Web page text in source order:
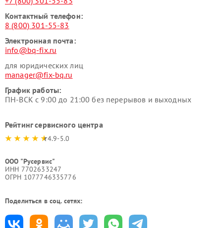
Контактный телефон:
8 (800) 301-55-83
Электронная почта:
info@bq-fix.ru
для юридических лиц
manager@fix-bq.ru
График работы:
ПН-ВСК с 9:00 до 21:00 без перерывов и выходных
Рейтинг сервисного центра
4.9-5.0
ООО "Русервис"
ИНН 7702633247
ОГРН 1077746335776
Поделиться в соц. сетях: